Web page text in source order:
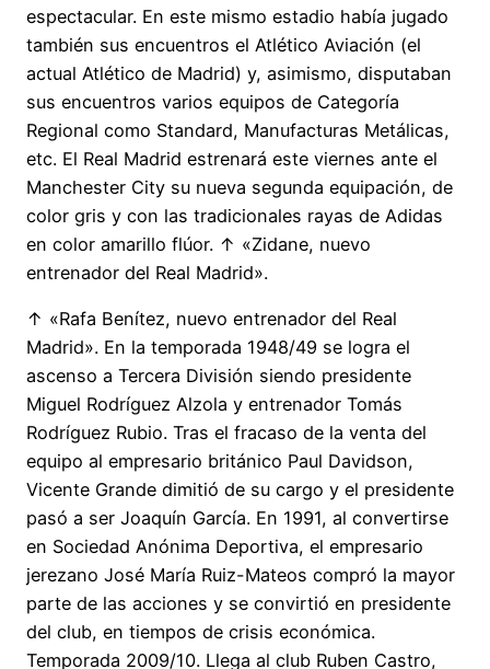
espectacular. En este mismo estadio había jugado
también sus encuentros el Atlético Aviación (el
actual Atlético de Madrid) y, asimismo, disputaban
sus encuentros varios equipos de Categoría
Regional como Standard, Manufacturas Metálicas,
etc. El Real Madrid estrenará este viernes ante el
Manchester City su nueva segunda equipación, de
color gris y con las tradicionales rayas de Adidas
en color amarillo flúor. ↑ «Zidane, nuevo
entrenador del Real Madrid».
↑ «Rafa Benítez, nuevo entrenador del Real
Madrid». En la temporada 1948/49 se logra el
ascenso a Tercera División siendo presidente
Miguel Rodríguez Alzola y entrenador Tomás
Rodríguez Rubio. Tras el fracaso de la venta del
equipo al empresario británico Paul Davidson,
Vicente Grande dimitió de su cargo y el presidente
pasó a ser Joaquín García. En 1991, al convertirse
en Sociedad Anónima Deportiva, el empresario
jerezano José María Ruiz-Mateos compró la mayor
parte de las acciones y se convirtió en presidente
del club, en tiempos de crisis económica.
Temporada 2009/10. Llega al club Ruben Castro,